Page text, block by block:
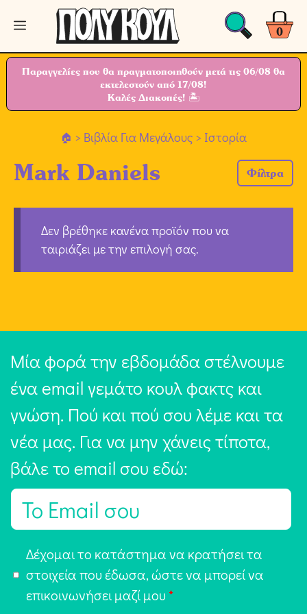
Μετάβαση
περιεχόμενο
0
Μενού
Παραγγελίες που θα πραγματοποιηθούν μετά τις 06/08 θα
εκτελεστούν από 17/08!
Καλές Διακοπές! 🏝
> Βιβλία Για Μεγάλους > Ιστορία
Mark Daniels Φίλτρα
Δεν βρέθηκε κανένα προϊόν που να
ταιριάζει με την επιλογή σας.
Μία φορά την εβδομάδα στέλνουμε
ένα email γεμάτο κουλ φακτς και
γνώση. Πού και πού σου λέμε και τα
νέα μας. Για να μην χάνεις τίποτα,
βάλε το email σου εδώ:
E
π
Δέχομαι το κατάστημα να κρατήσει τα
στοιχεία που έδωσα, ώστε να μπορεί να
επικοινωνήσει μαζί μου *